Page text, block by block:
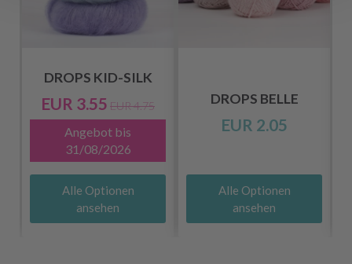
DROPS KID-SILK
EUR 3.55 EUR 4.75
Angebot bis
31/08/2026
Alle Optionen
ansehen
DROPS BELLE
EUR 2.05
Alle Optionen
ansehen